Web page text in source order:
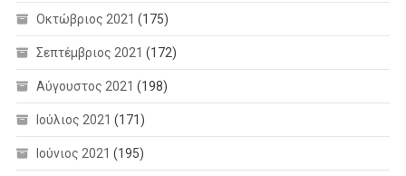
Οκτώβριος 2021 (175)
Σεπτέμβριος 2021 (172)
Αύγουστος 2021 (198)
Ιούλιος 2021 (171)
Ιούνιος 2021 (195)